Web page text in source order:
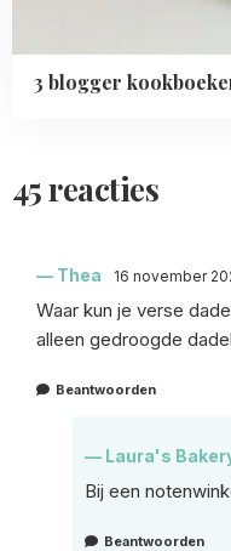
3 blogger
45 reacties
Thea 16 november
Waar kun je verse
alleen gedroogde
Beantwoorden
Laura's
Bij een
Beantwoorden